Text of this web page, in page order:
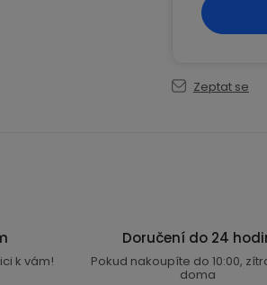
Zeptat se
k vám!
Doručení do 24
Pokud nakoupíte do 10:00,
doma